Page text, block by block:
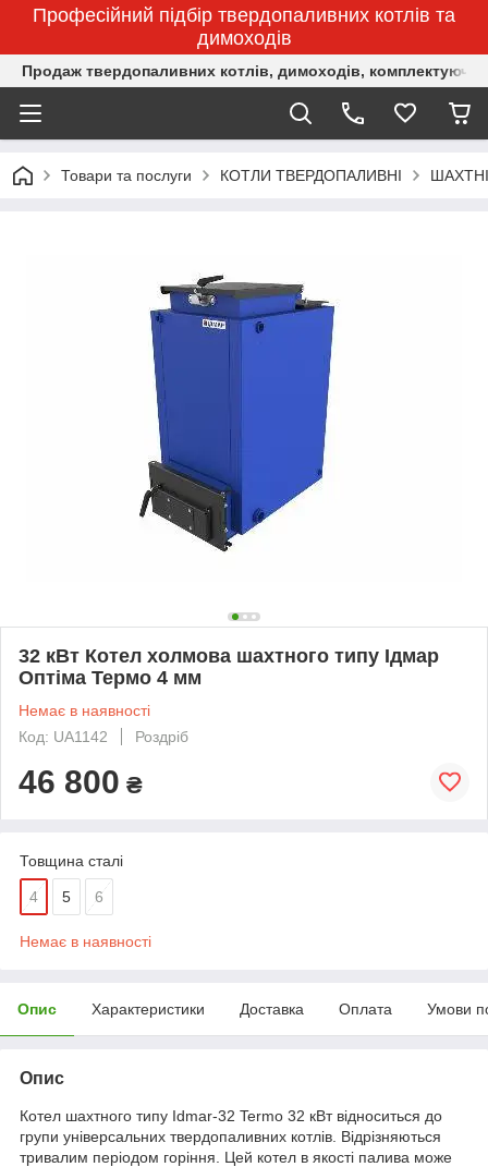
Професійний підбір твердопаливних котлів та
димоходів
Продаж твердопаливних котлів, димоходів,
Товари та послуги КОТЛИ ТВЕРДОПАЛИВНІ
32 кВт Котел холмова шахтного типу Ідмар
Оптіма Термо 4 мм
Немає в наявності
Код: UA1142
Роздріб
46 800 ₴
Товщина сталі
4 5 6
Немає в наявності
Опис Характеристики Доставка Оплата Умови
Опис
Котел шахтного типу Idmar-32 Termo 32 кВт відноситься до
групи універсальних твердопаливних котлів. Відрізняються
тривалим періодом горіння. Цей котел в якості палива може